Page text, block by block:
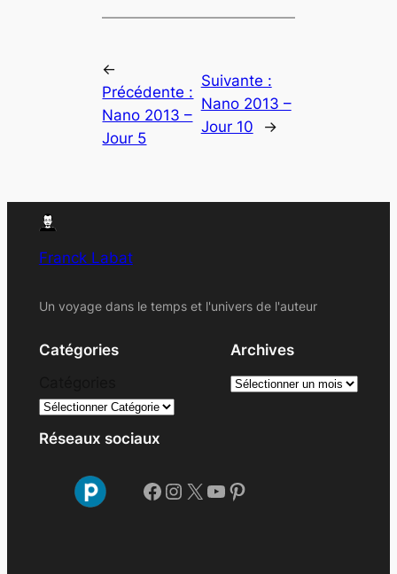
←
Précédente :
Nano 2013 –
Jour 5
Suivante :
Nano 2013 –
Jour 10
→
Franck Labat
Un voyage dans le temps et l'univers de l'auteur
Catégories
Archives
A
v
Réseaux sociaux
Facebook Instagram X YouTube Pinterest